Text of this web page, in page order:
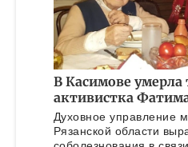
В Касимове умерла
активистка
Духовное управление
Рязанской области